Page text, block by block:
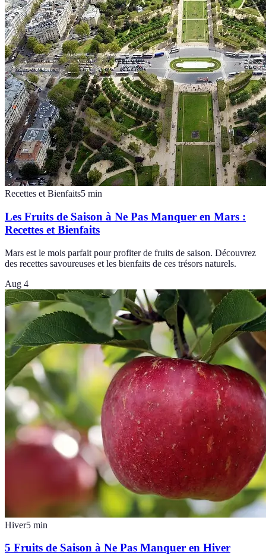
Recettes et Bienfaits5 min
Les Fruits de Saison à Ne Pas Manquer en Mars :
Recettes et Bienfaits
Mars est le mois parfait pour profiter de fruits de saison. Découvrez
des recettes savoureuses et les bienfaits de ces trésors naturels.
Aug 4
Hiver5 min
5 Fruits de Saison à Ne Pas Manquer en Hiver